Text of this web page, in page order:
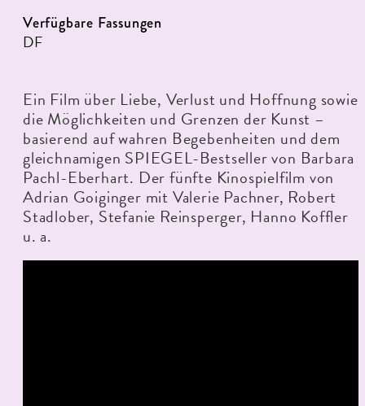
Verfügbare Fassungen
DF
Ein Film über Liebe, Verlust und Hoffnung sowie
die Möglichkeiten und Grenzen der Kunst –
basierend auf wahren Begebenheiten und dem
gleichnamigen SPIEGEL-Bestseller von Barbara
Pachl-Eberhart. Der fünfte Kinospielfilm von
Adrian Goiginger mit Valerie Pachner, Robert
Stadlober, Stefanie Reinsperger, Hanno Koffler
u. a.